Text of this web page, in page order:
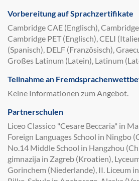
Vorbereitung auf Sprachzertifikate
Cambridge CAE (Englisch),
Cambridge PET (Englisch), CELI
(Spanisch), DELF (Französisch),
Großes Latinum (Latein), Latinum
Teilnahme an
Keine Informationen zum Angebot.
Partnerschulen
Liceo Classico "Cesare Beccaria" in
Foreign Languages School in Ningbo
No.14 Middle School in Hangzhou
gimnazija in Zagreb (Kroatien),
Gorinchem (Niederlande), II. Liceum